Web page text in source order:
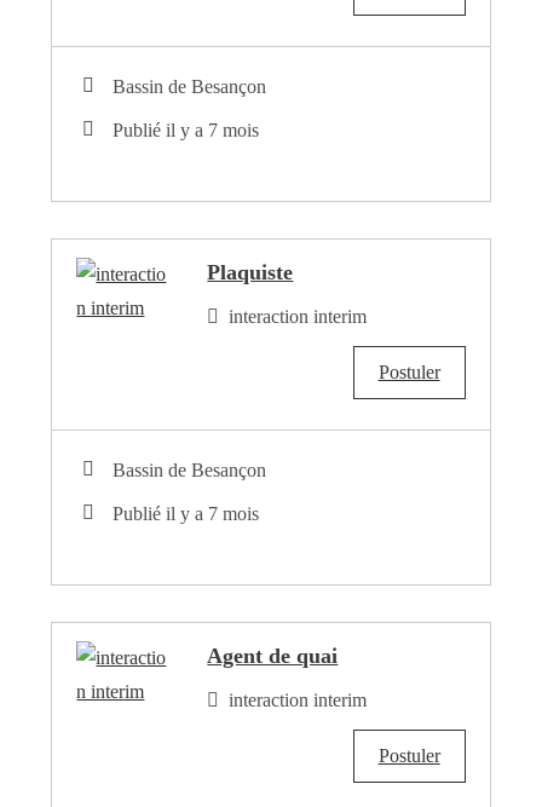
Bassin de Besançon
Publié il y a 7 mois
Plaquiste
interaction interim
Postuler
Bassin de Besançon
Publié il y a 7 mois
Agent de quai
interaction interim
Postuler